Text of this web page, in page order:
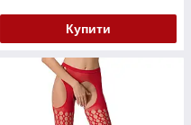
Купити